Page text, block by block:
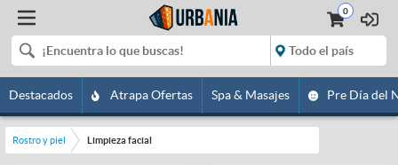
0
Destacados Atrapa Ofertas Spa & Masajes Pre Día del
Rostro y piel Limpieza facial